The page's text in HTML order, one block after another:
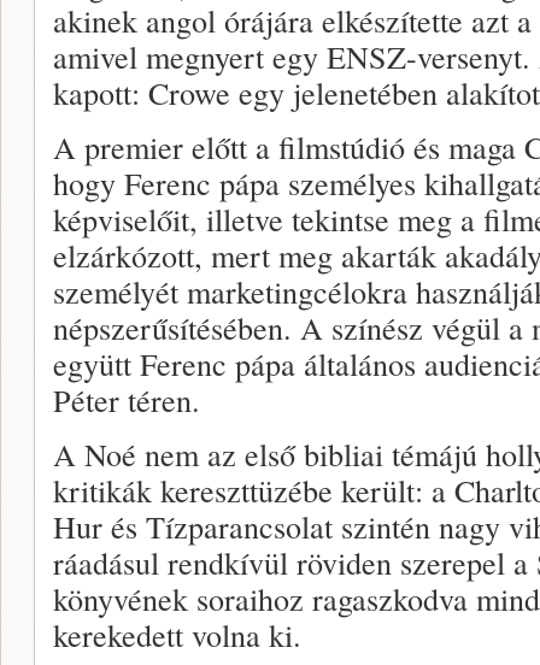
akinek angol órájára elkészítette azt
amivel megnyert egy ENSZ-
kapott: Crowe egy jelenetében
A premier előtt a filmstúdió és maga
hogy Ferenc pápa személyes
képviselőit, illetve tekintse meg a
elzárkózott, mert meg akarták
személyét marketingcélokra
népszerűsítésében. A színész végül
együtt Ferenc pápa általános
Péter téren.
A Noé nem az első bibliai témájú
kritikák kereszttüzébe került: a
Hur és Tízparancsolat szintén nagy
ráadásul rendkívül röviden szerepel a
könyvének soraihoz ragaszkodva
kerekedett volna ki.